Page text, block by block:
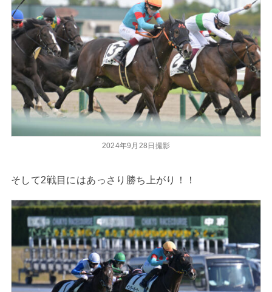
2024年9月28日撮影
そして2戦目にはあっさり勝ち上がり！！